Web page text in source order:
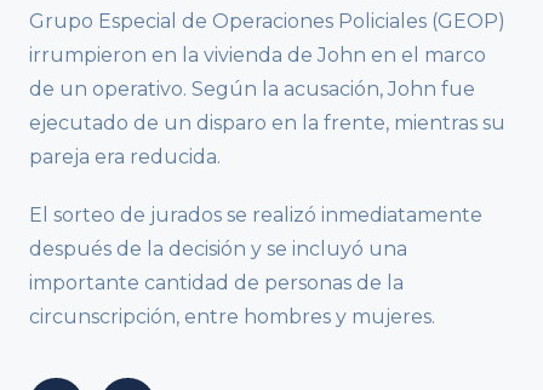
Grupo Especial de Operaciones Policiales (GEOP)
irrumpieron en la vivienda de John en el marco
de un operativo. Según la acusación, John fue
ejecutado de un disparo en la frente, mientras su
pareja era reducida.
El sorteo de jurados se realizó inmediatamente
después de la decisión y se incluyó una
importante cantidad de personas de la
circunscripción, entre hombres y mujeres.